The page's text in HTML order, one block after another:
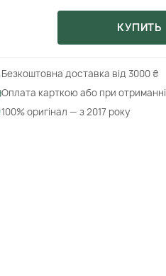
КУПИТЬ
Безкоштовна доставка від 3000 ₴
Оплата карткою або при отриманні
100% оригінал — з 2017 року